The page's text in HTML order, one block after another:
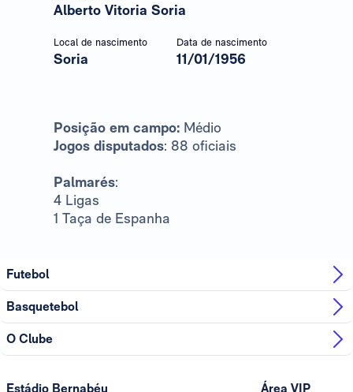
Alberto Vitoria Soria
Local de nascimento
Soria
Data de nascimento
11/01/1956
Posição em campo: Médio
Jogos disputados: 88 oficiais
Palmarés:
4 Ligas
1 Taça de Espanha
Futebol
Basquetebol
O Clube
Estádio Bernabéu Área VIP